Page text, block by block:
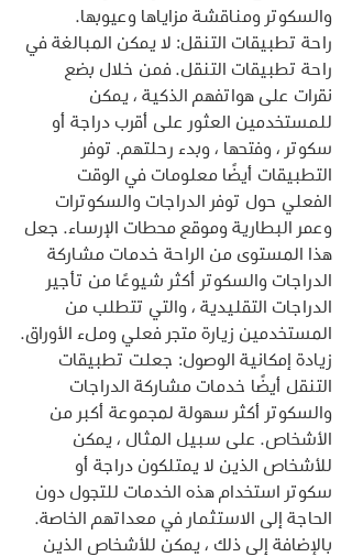
والسكوتر ومناقشة مزاياها وعيوبها.
راحة تطبيقات التنقل: لا يمكن المبالغة في
راحة تطبيقات التنقل. فمن خلال بضع
نقرات على هواتفهم الذكية ، يمكن
للمستخدمين العثور على أقرب دراجة أو
سكوتر ، وفتحها ، وبدء رحلتهم. توفر
التطبيقات أيضًا معلومات في الوقت
الفعلي حول توفر الدراجات والسكوترات
وعمر البطارية وموقع محطات الإرساء. جعل
هذا المستوى من الراحة خدمات مشاركة
الدراجات والسكوتر أكثر شيوعًا من تأجير
الدراجات التقليدية ، والتي تتطلب من
المستخدمين زيارة متجر فعلي وملء الأوراق.
زيادة إمكانية الوصول: جعلت تطبيقات
التنقل أيضًا خدمات مشاركة الدراجات
والسكوتر أكثر سهولة لمجموعة أكبر من
الأشخاص. على سبيل المثال ، يمكن
للأشخاص الذين لا يمتلكون دراجة أو
سكوتر استخدام هذه الخدمات للتجول دون
الحاجة إلى الاستثمار في معداتهم الخاصة.
بالإضافة إلى ذلك ، يمكن للأشخاص الذين